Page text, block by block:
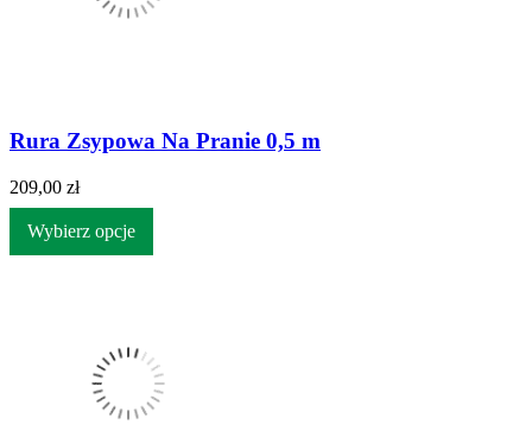
Rura Zsypowa Na Pranie 0,5 m
209,00 zł
Wybierz opcje